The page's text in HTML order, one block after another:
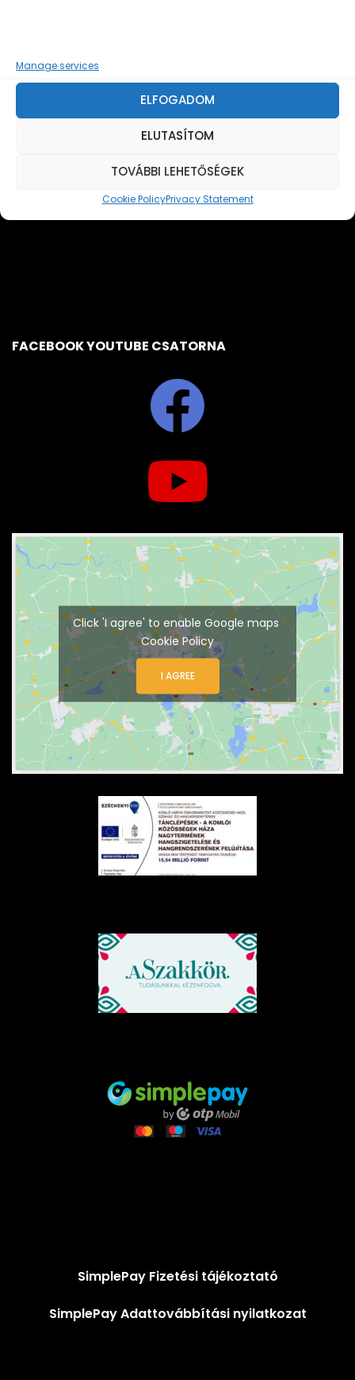
Manage services
ELFOGADOM
ELUTASÍTOM
TOVÁBBI LEHETŐSÉGEK
Cookie PolicyPrivacy Statement
KOMLÓI KAPTÁR MŰVELŐDÉSI KÖZPONT
ADÓSZÁM:
info@komloikaptar.hu
+36 72 483 014
FACEBOOK YOUTUBE CSATORNA
Click 'I agree' to enable Google maps
Cookie Policy
I AGREE
SimplePay Fizetési tájékoztató
SimplePay Adattovábbítási nyilatkozat